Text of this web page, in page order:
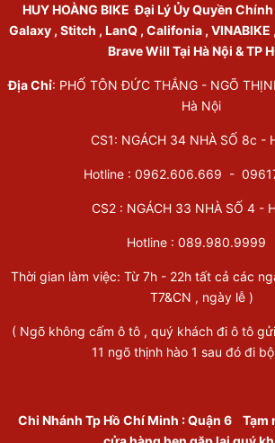
HUY HOÀNG BIKE Đại Lý Ủy Quyền
Galaxy , Stitch , LanQ , Califonia ,
Brave Will Tại Hà Nội & TP
Địa Chỉ: PHỐ TÔN ĐỨC THẮNG - NGÕ
Hà Nội
CS1: NGÁCH 34 NHÀ SỐ 8c -
Hotline : 0962.606.669 -
CS2 : NGÁCH 33 NHÀ SỐ 4 -
Hotline : 089.980.9999
Thời gian làm việc: Từ 7h - 22h tất cả các
T7&CN , ngày lễ )
( Ngõ không cấm ô tô , quý khách đi ô tô
11 ngõ thịnh hào 1 sau đó đi
Chi Nhánh Tp Hồ Chí Minh :Quận 6 Tạm